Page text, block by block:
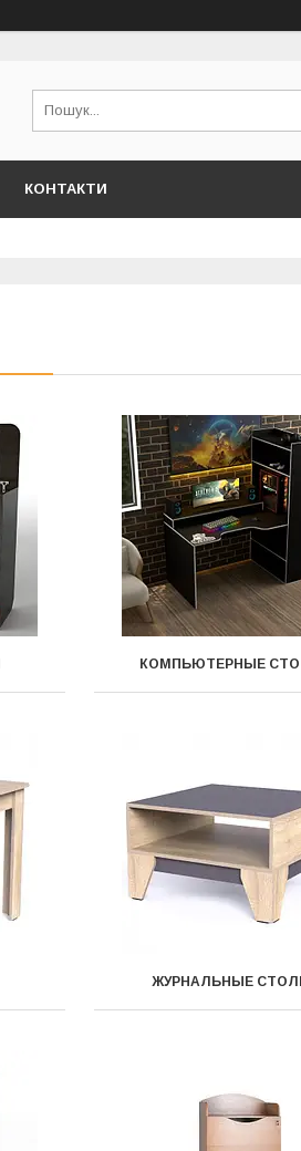
КОНТАКТИ
КОМПЬЮТЕРНЫЕ
ЖУРНАЛЬНЫЕ